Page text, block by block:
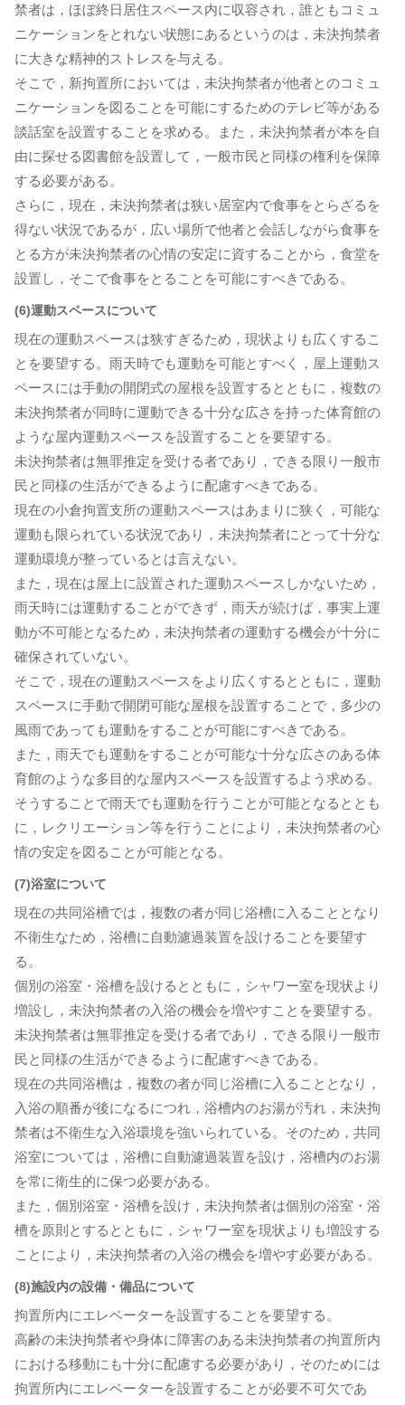
禁者は，ほぼ終日居住スペース内に収容され，誰ともコミュ
ニケーションをとれない状態にあるというのは，未決拘禁者
に大きな精神的ストレスを与える。
そこで，新拘置所においては，未決拘禁者が他者とのコミュ
ニケーションを図ることを可能にするためのテレビ等がある
談話室を設置することを求める。また，未決拘禁者が本を自
由に探せる図書館を設置して，一般市民と同様の権利を保障
する必要がある。
さらに，現在，未決拘禁者は狭い居室内で食事をとらざるを
得ない状況であるが，広い場所で他者と会話しながら食事を
とる方が未決拘禁者の心情の安定に資することから，食堂を
設置し，そこで食事をとることを可能にすべきである。
(6)運動スペースについて
現在の運動スペースは狭すぎるため，現状よりも広くするこ
とを要望する。雨天時でも運動を可能とすべく，屋上運動ス
ペースには手動の開閉式の屋根を設置するとともに，複数の
未決拘禁者が同時に運動できる十分な広さを持った体育館の
ような屋内運動スペースを設置することを要望する。
未決拘禁者は無罪推定を受ける者であり，できる限り一般市
民と同様の生活ができるように配慮すべきである。
現在の小倉拘置支所の運動スペースはあまりに狭く，可能な
運動も限られている状況であり，未決拘禁者にとって十分な
運動環境が整っているとは言えない。
また，現在は屋上に設置された運動スペースしかないため，
雨天時には運動することができず，雨天が続けば，事実上運
動が不可能となるため，未決拘禁者の運動する機会が十分に
確保されていない。
そこで，現在の運動スペースをより広くするとともに，運動
スペースに手動で開閉可能な屋根を設置することで，多少の
風雨であっても運動をすることが可能にすべきである。
また，雨天でも運動をすることが可能な十分な広さのある体
育館のような多目的な屋内スペースを設置するよう求める。
そうすることで雨天でも運動を行うことが可能となるととも
に，レクリエーション等を行うことにより，未決拘禁者の心
情の安定を図ることが可能となる。
(7)浴室について
現在の共同浴槽では，複数の者が同じ浴槽に入ることとなり
不衛生なため，浴槽に自動濾過装置を設けることを要望す
る。
個別の浴室・浴槽を設けるとともに，シャワー室を現状より
増設し，未決拘禁者の入浴の機会を増やすことを要望する。
未決拘禁者は無罪推定を受ける者であり，できる限り一般市
民と同様の生活ができるように配慮すべきである。
現在の共同浴槽は，複数の者が同じ浴槽に入ることとなり，
入浴の順番が後になるにつれ，浴槽内のお湯が汚れ，未決拘
禁者は不衛生な入浴環境を強いられている。そのため，共同
浴室については，浴槽に自動濾過装置を設け，浴槽内のお湯
を常に衛生的に保つ必要がある。
また，個別浴室・浴槽を設け，未決拘禁者は個別の浴室・浴
槽を原則とするとともに，シャワー室を現状よりも増設する
ことにより，未決拘禁者の入浴の機会を増やす必要がある。
(8)施設内の設備・備品について
拘置所内にエレベーターを設置することを要望する。
高齢の未決拘禁者や身体に障害のある未決拘禁者の拘置所内
における移動にも十分に配慮する必要があり，そのためには
拘置所内にエレベーターを設置することが必要不可欠であ